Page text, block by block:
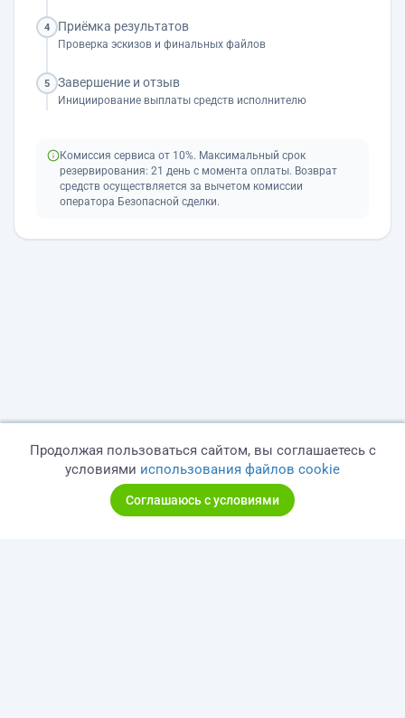
4 Приёмка результатов
Проверка эскизов и финальных файлов
5 Завершение и отзыв
Инициирование выплаты средств исполнителю
Комиссия сервиса от 10%. Максимальный срок
резервирования: 21 день с момента оплаты. Возврат
средств осуществляется за вычетом комиссии
оператора Безопасной сделки.
Продолжая пользоваться сайтом, вы соглашаетесь с
условиями использования файлов cookie
Соглашаюсь с условиями